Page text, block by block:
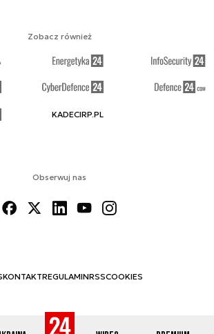
Obserwuj nas
KONTAKTREGULAMINRSSCOOKIES
Zobacz również
KADECIRP.PL